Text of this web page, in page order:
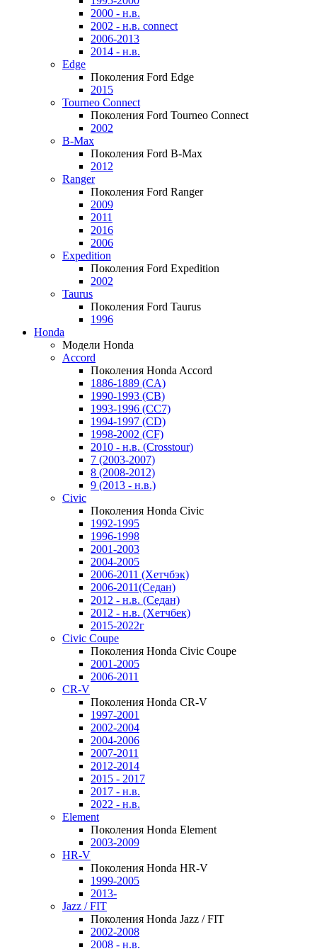
2000 - н.в.
2002 - н.в. connect
2006-2013
2014 - н.в.
Edge
Поколения Ford Edge
2015
Tourneo Connect
Поколения Ford Tourneo Connect
2002
B-Max
Поколения Ford B-Max
2012
Ranger
Поколения Ford Ranger
2009
2011
2016
2006
Expedition
Поколения Ford Expedition
2002
Taurus
Поколения Ford Taurus
1996
Honda
Модели Honda
Accord
Поколения Honda Accord
1886-1889 (CA)
1990-1993 (CB)
1993-1996 (CC7)
1994-1997 (CD)
1998-2002 (CF)
2010 - н.в. (Crosstour)
7 (2003-2007)
8 (2008-2012)
9 (2013 - н.в.)
Civic
Поколения Honda Civic
1992-1995
1996-1998
2001-2003
2004-2005
2006-2011 (Хетчбэк)
2006-2011(Седан)
2012 - н.в. (Седан)
2012 - н.в. (Хетчбек)
2015-2022г
Civic Coupe
Поколения Honda Civic Coupe
2001-2005
2006-2011
CR-V
Поколения Honda CR-V
1997-2001
2002-2004
2004-2006
2007-2011
2012-2014
2015 - 2017
2017 - н.в.
2022 - н.в.
Element
Поколения Honda Element
2003-2009
HR-V
Поколения Honda HR-V
1999-2005
2013-
Jazz / FIT
Поколения Honda Jazz / FIT
2002-2008
2008 - н.в.